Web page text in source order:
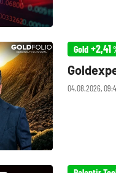
Gold +2,41
04.08.2026,